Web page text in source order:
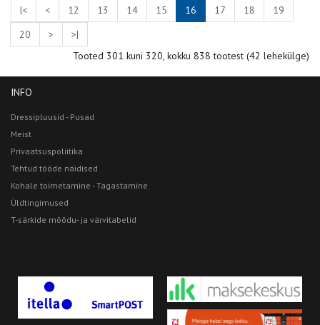
|< < 12 13 14 15 16 17 18
19
20
>
>|
Tooted 301 kuni 320, kokku 838 tootest (42 lehekülge)
INFO
Dressipluusid - Pusad
Meist
Privaatsuspoliitika
Tehtud tööde näidised
Kohale toimetamine - Tagastamine
Üldtingimused
T-särkide mõõdu- ja värvitabelid